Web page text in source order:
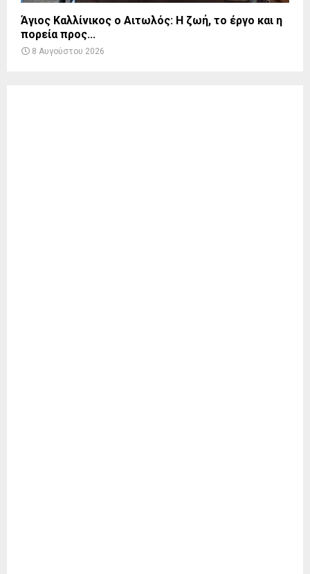
Άγιος Καλλίνικος ο Αιτωλός: Η ζωή, το έργο και η
πορεία προς...
8 Αυγούστου 2026